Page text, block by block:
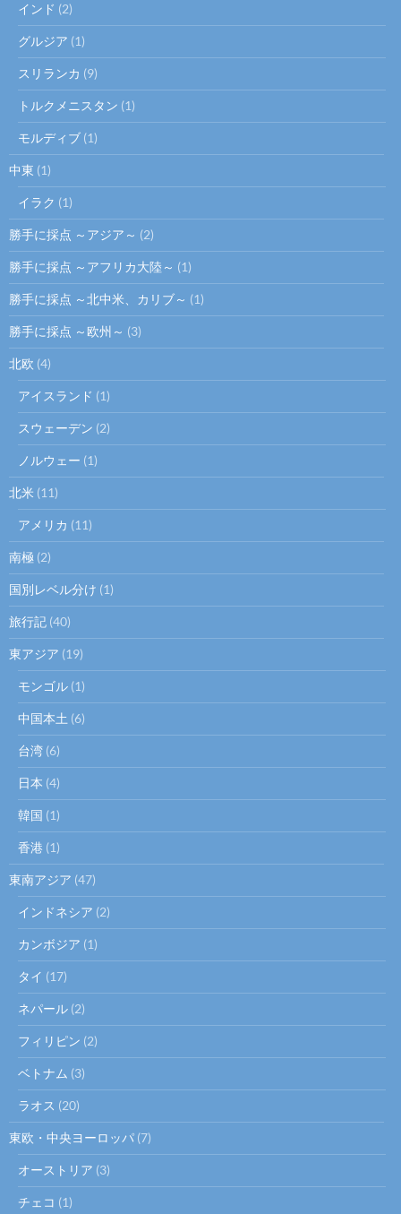
インド (2)
グルジア (1)
スリランカ (9)
トルクメニスタン (1)
モルディブ (1)
中東 (1)
イラク (1)
勝手に採点 ～アジア～ (2)
勝手に採点 ～アフリカ大陸～ (1)
勝手に採点 ～北中米、カリブ～ (1)
勝手に採点 ～欧州～ (3)
北欧 (4)
アイスランド (1)
スウェーデン (2)
ノルウェー (1)
北米 (11)
アメリカ (11)
南極 (2)
国別レベル分け (1)
旅行記 (40)
東アジア (19)
モンゴル (1)
中国本土 (6)
台湾 (6)
日本 (4)
韓国 (1)
香港 (1)
東南アジア (47)
インドネシア (2)
カンボジア (1)
タイ (17)
ネパール (2)
フィリピン (2)
ベトナム (3)
ラオス (20)
東欧・中央ヨーロッパ (7)
オーストリア (3)
チェコ (1)